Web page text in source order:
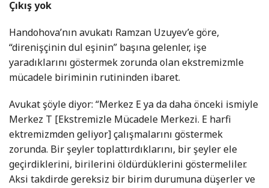
Çıkış yok
Handohova’nın avukatı Ramzan Uzuyev’e göre,
“direnişçinin dul eşinin” başına gelenler, işe
yaradıklarını göstermek zorunda olan ekstremizmle
mücadele biriminin rutininden ibaret.
Avukat şöyle diyor: “Merkez E ya da daha önceki ismiyle
Merkez T [Ekstremizle Mücadele Merkezi. E harfi
ektremizmden geliyor] çalışmalarını göstermek
zorunda. Bir şeyler toplattırdıklarını, bir şeyler ele
geçirdiklerini, birilerini öldürdüklerini göstermeliler.
Aksi takdirde gereksiz bir birim durumuna düşerler ve